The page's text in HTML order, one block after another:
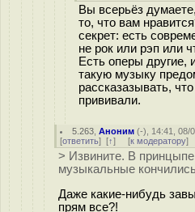
Вы всерьёз
то, что вам
секрет: есть
не рок или рэп или
Есть оперы другие,
такую музыку
рассказазывать,
прививали.
5.263 ,Аноним (-), 14:41, 08/
[ответить] [↑] [к модератору]
> Извините. В
музыкальные
Даже какие-нибудь
прям все?!